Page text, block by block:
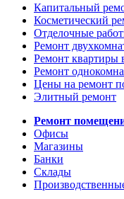
Капитальный
Косметический
Отделочные
Ремонт
Ремонт квартиры
Ремонт
Цены на ремонт
Элитный ремонт
Ремонт
Офисы
Магазины
Банки
Склады